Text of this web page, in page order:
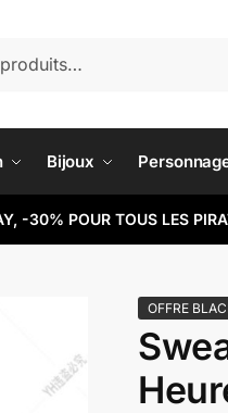
Bijoux
-30% POUR TOUS LES
OFFRE